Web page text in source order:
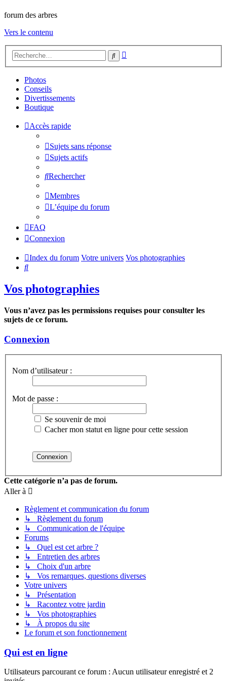
forum des arbres
Vers le contenu
Rechercher
Photos
Conseils
Divertissements
Boutique
Accès rapide
Sujets sans réponse
Sujets actifs
Rechercher
Membres
L’équipe du forum
FAQ
Connexion
Index du forum Votre univers Vos photographies
Rechercher
Vos photographies
Vous n’avez pas les permissions requises pour consulter les
sujets de ce forum.
Connexion
Nom d’utilisateur :
Mot de passe :
Se souvenir de moi
Cacher mon statut en ligne pour cette session
Cette catégorie n’a pas de forum.
Aller à
Règlement et communication du forum
↳ Règlement du forum
↳ Communication de l'équipe
Forums
↳ Quel est cet arbre ?
↳ Entretien des arbres
↳ Choix d'un arbre
↳ Vos remarques, questions diverses
Votre univers
↳ Présentation
↳ Racontez votre jardin
↳ Vos photographies
↳ À propos du site
Le forum et son fonctionnement
Qui est en ligne
Utilisateurs parcourant ce forum : Aucun utilisateur enregistré et 2